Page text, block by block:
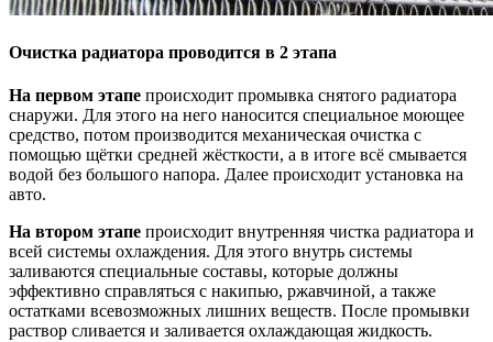
Очистка радиатора проводится в 2 этапа
На первом этапе происходит промывка снятого радиатора
снаружи. Для этого на него наносится специальное моющее
средство, потом производится механическая очистка с
помощью щётки средней жёсткости, а в итоге всё смывается
водой без большого напора. Далее происходит установка на
авто.
На втором этапе происходит внутренняя чистка радиатора и
всей системы охлаждения. Для этого внутрь системы
заливаются специальные составы, которые должны
эффективно справляться с накипью, ржавчиной, а также
остатками всевозможных лишних веществ. После промывки
раствор сливается и заливается охлаждающая жидкость.